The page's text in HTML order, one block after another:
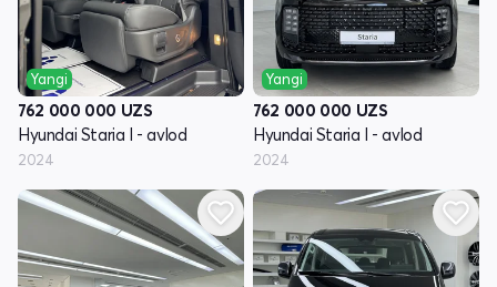
Yangi
762 000 000 UZS
Hyundai Staria I - avlod
2024
Yangi
762 000 000 UZS
Hyundai Staria I - avlod
2024